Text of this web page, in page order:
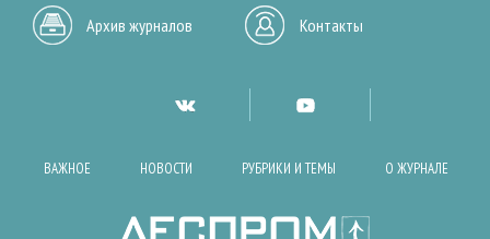
Архив журналов Контакты
ВАЖНОЕ НОВОСТИ РУБРИКИ И ТЕМЫ О ЖУРНАЛЕ